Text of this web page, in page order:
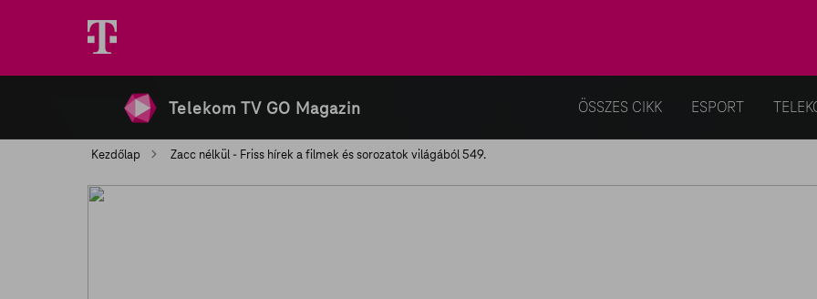
Telekom TV GO Magazin ÖSSZES CIKK ESPORT
Kezdőlap Zacc nélkül - Friss hírek a filmek és sorozatok világából 549.